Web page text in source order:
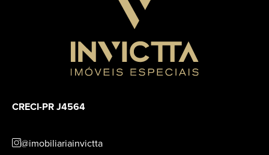
CRECI-PR J4564
@imobiliariainvictta